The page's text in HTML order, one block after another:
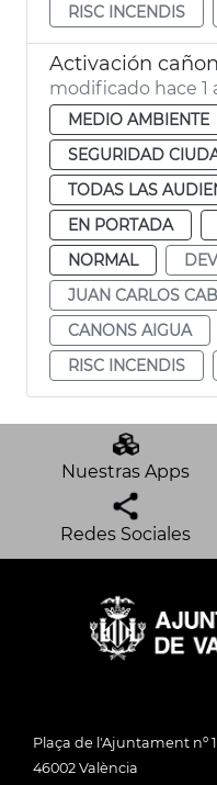
RISC INCENDIS
modificado hace 1
MEDIO AMBIENTE
SEGURIDAD
TODAS LAS
EN PORTADA
NORMAL
JUAN CARLOS
CANONS AIGUA
RISC INCENDIS
Nuestras Apps
Redes Sociales
Plaça de l'Ajuntament nº 1
46002 València